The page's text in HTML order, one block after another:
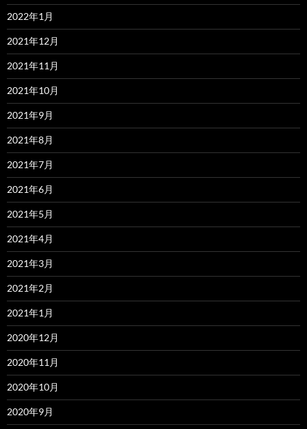
2022年1月
2021年12月
2021年11月
2021年10月
2021年9月
2021年8月
2021年7月
2021年6月
2021年5月
2021年4月
2021年3月
2021年2月
2021年1月
2020年12月
2020年11月
2020年10月
2020年9月